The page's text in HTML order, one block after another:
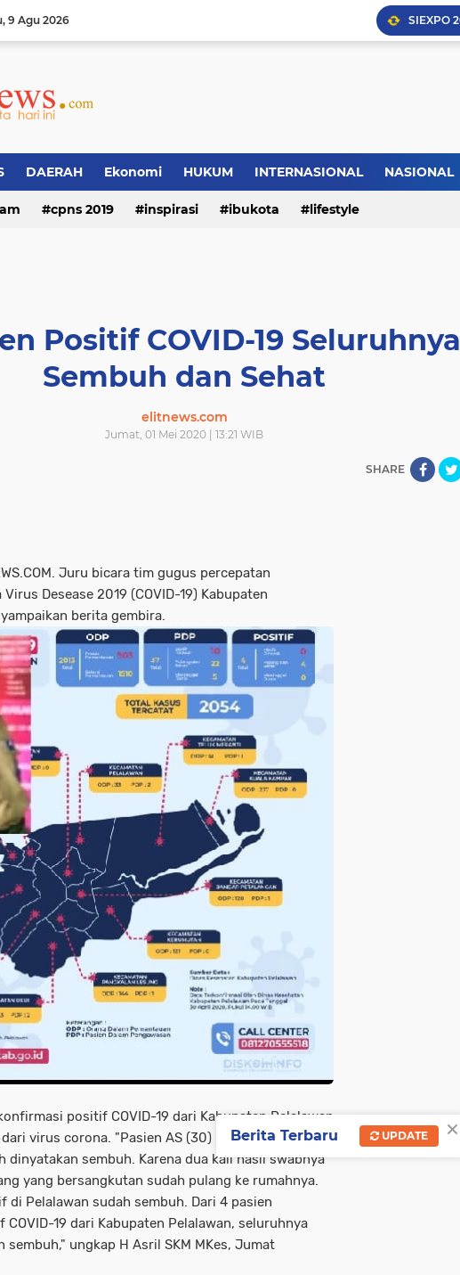
9 Agu 2026
DAERAH Ekonomi HUKUM INTERNASIONAL NASIONAL
cpns 2019 inspirasi ibukota lifestyle
Positif COVID-19 Seluruhnya
Sembuh dan Sehat
elitnews.com
Jumat, 01 Mei 2020 | 13:21 WIB
SHARE
Juru bicara tim gugus percepatan
Desease 2019 (COVID-19) Kabupaten
berita gembira.
positif COVID-19 dari Kabupaten Pelalawan
virus corona. "Pasien AS (30) merupakan
dinyatakan sembuh. Karena dua kali hasil swabnya
yang bersangkutan sudah pulang ke rumahnya.
di Pelalawan sudah sembuh. Dari 4 pasien
19 dari Kabupaten Pelalawan, seluruhnya
sembuh," ungkap H Asril SKM MKes, Jumat
×
Berita Terbaru UPDATE